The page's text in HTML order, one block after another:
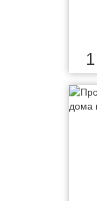
1